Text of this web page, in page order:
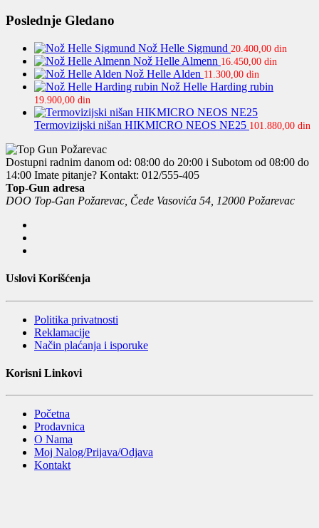
Poslednje Gledano
Nož Helle Sigmund 20.400,00 din
Nož Helle Almenn 16.450,00 din
Nož Helle Alden 11.300,00 din
Nož Helle Harding rubin
19.900,00 din
Termovizijski nišan HIKMICRO NEOS NE25 101.880,00 din
Dostupni radnim danom od: 08:00 do 20:00 i Subotom od 08:00 do
14:00 Imate pitanje? Kontakt: 012/555-405
Top-Gun adresa
DOO Top-Gan Požarevac, Čede Vasovića 54, 12000 Požarevac
Uslovi Korišćenja
Politika privatnosti
Reklamacije
Način plaćanja i isporuke
Korisni Linkovi
Početna
Prodavnica
O Nama
Moj Nalog/Prijava/Odjava
Kontakt